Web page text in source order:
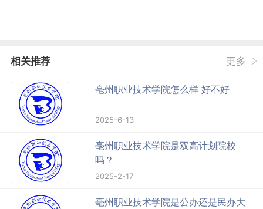
相关推荐 更多
亳州职业技术学院怎么样 好不好
2025-6-13
亳州职业技术学院是双高计划院校
吗？
2025-2-17
亳州职业技术学院是公办还是民办大